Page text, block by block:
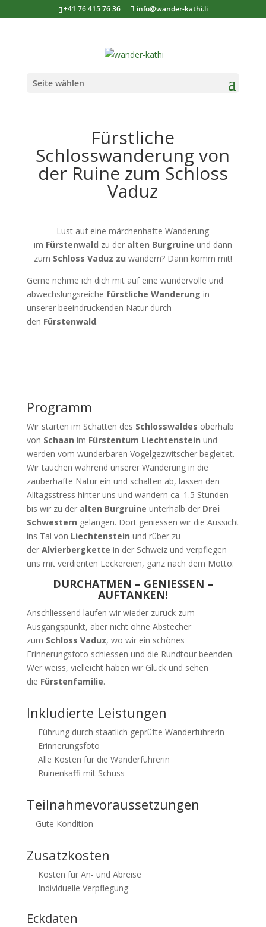
+41 76 415 76 36 info@wander-kathi.li
Seite wählen
Fürstliche
Schlosswanderung von
der Ruine zum Schloss
Vaduz
Lust auf eine märchenhafte Wanderung
im Fürstenwald zu der alten Burgruine und dann
zum Schloss Vaduz zu wandern? Dann komm mit!
Gerne nehme ich dich mit auf eine wundervolle und
abwechslungsreiche fürstliche Wanderung in
unserer beeindruckenden Natur durch
den Fürstenwald.
Programm
Wir starten im Schatten des Schlosswaldes oberhalb
von Schaan im Fürstentum Liechtenstein und
werden vom wunderbaren Vogelgezwitscher begleitet.
Wir tauchen während unserer Wanderung in die
zauberhafte Natur ein und schalten ab, lassen den
Alltagsstress hinter uns und wandern ca. 1.5 Stunden
bis wir zu der alten Burgruine unterhalb der Drei
Schwestern gelangen. Dort geniessen wir die Aussicht
ins Tal von Liechtenstein und rüber zu
der Alvierbergkette in der Schweiz und verpflegen
uns mit verdienten Leckereien, ganz nach dem Motto:
DURCHATMEN – GENIESSEN –
AUFTANKEN!
Anschliessend laufen wir wieder zurück zum
Ausgangspunkt, aber nicht ohne Abstecher
zum Schloss Vaduz, wo wir ein schönes
Erinnerungsfoto schiessen und die Rundtour beenden.
Wer weiss, vielleicht haben wir Glück und sehen
die Fürstenfamilie.
Inkludierte Leistungen
Führung durch staatlich geprüfte Wanderführerin
Erinnerungsfoto
Alle Kosten für die Wanderführerin
Ruinenkaffi mit Schuss
Teilnahmevoraussetzungen
Gute Kondition
Zusatzkosten
Kosten für An- und Abreise
Individuelle Verpflegung
Eckdaten